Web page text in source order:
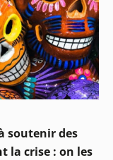
soutenir des
la crise : on les